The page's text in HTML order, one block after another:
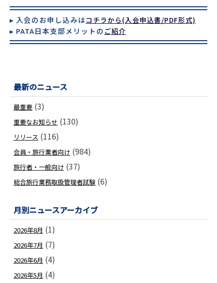
▸ 入会のお申し込みはコチラから(入会申込書/PDF形式)
▸ PATA日本支部メリットの ご紹介
最新のニュース
最重要 (3)
重要なお知らせ (130)
リリース (116)
会員・旅行業者向け (984)
旅行者・一般向け (37)
総合旅行業務取扱管理者試験 (6)
月別ニュースアーカイブ
2026年8月 (1)
2026年7月 (7)
2026年6月 (4)
2026年5月 (4)